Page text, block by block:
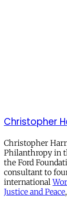
Christopher
Christopher
Philanthropy in
the Ford
consultant to
international
Justice and Peace